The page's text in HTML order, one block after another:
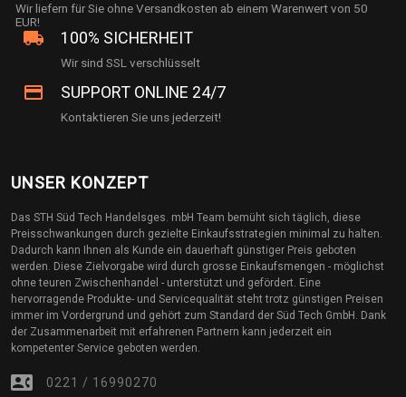
Wir liefern für Sie ohne Versandkosten ab einem Warenwert von 50
EUR!
local_shipping 100% SICHERHEIT
Wir sind SSL verschlüsselt
credit_card SUPPORT ONLINE 24/7
Kontaktieren Sie uns jederzeit!
UNSER KONZEPT
Das STH Süd Tech Handelsges. mbH Team bemüht sich täglich, diese
Preisschwankungen durch gezielte Einkaufsstrategien minimal zu halten.
Dadurch kann Ihnen als Kunde ein dauerhaft günstiger Preis geboten
werden. Diese Zielvorgabe wird durch grosse Einkaufsmengen - möglichst
ohne teuren Zwischenhandel - unterstützt und gefördert. Eine
hervorragende Produkte- und Servicequalität steht trotz günstigen Preisen
immer im Vordergrund und gehört zum Standard der Süd Tech GmbH. Dank
der Zusammenarbeit mit erfahrenen Partnern kann jederzeit ein
kompetenter Service geboten werden.
contact_phone 0221 / 16990270